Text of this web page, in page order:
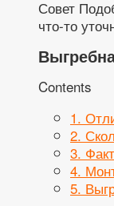
Совет
что-то
Contents
1.
2.
3.
4.
5.